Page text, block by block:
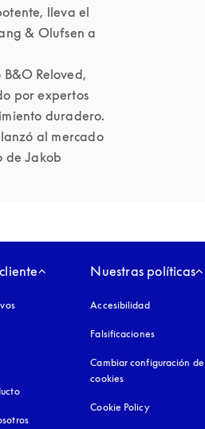
lleva el
& Olufsen a
Reloved,
por expertos
duradero.
al mercado
de Jakob
Nuestras políticas
Accesibilidadapertura en
Falsificacionesapertura
Cambiar configuración de
cookies
Cookie Policyapertura en